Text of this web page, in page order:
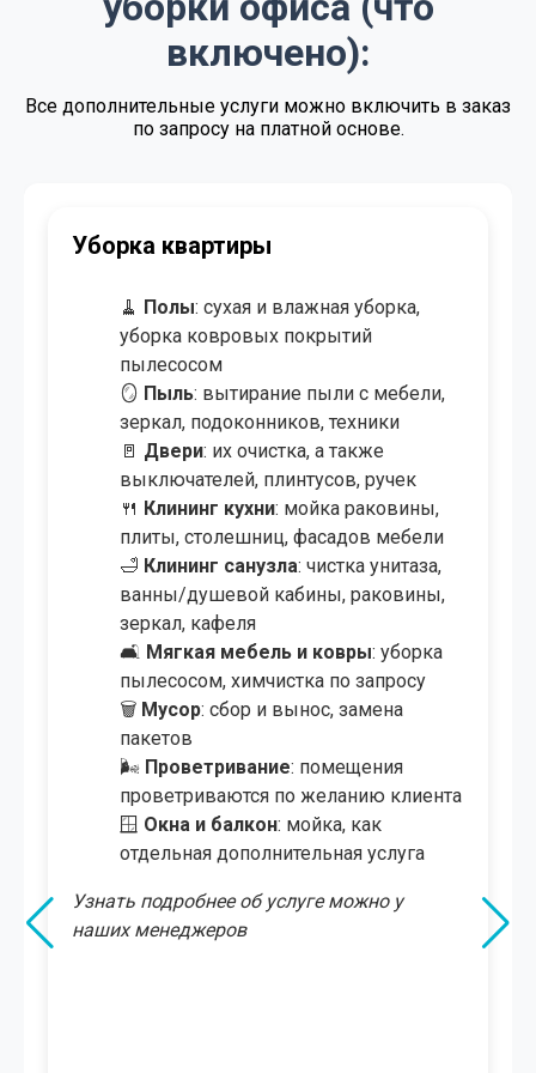
Экспресс - уборка от 4.00 BYN/м²
Уборка после пожара от 4.00 BYN/м²
Мойка окон и витрин
Химчистка мебели от 50.00 BYN
Химчистка ковров и ковролина от 9.00 BYN/м²
включено):
Все дополнительные услуги можно включить в заказ
по запросу на платной основе.
Уборка коттеджа/дома
🧹 Полы: сухая и влажная уборка,
уборка ковровых покрытий
пылесосом
🪞 Пыль: вытирание пыли с мебели,
зеркал, подоконников, техники,
потолков
🚪Двери: протирка и полировка, в
том числе перил и лестниц
🍴Клининг кухни: мойка раковины,
плиты, столешниц, фасадов мебели
🛁Клининг санузла: чистка унитаза,
ванны/душевой кабины, раковины,
зеркал, кафеля
🛋Мягкая мебель и ковры: уборка
пылесосом, химчистка по запросу
🪟Окна, лоджия и витражи
мойка, включая большие
панорамные окна
🗑️ Мусор: сбор и вынос, замена
пакетов
проветриваются по желанию клиента
🏡Холл, прихожая, терраса